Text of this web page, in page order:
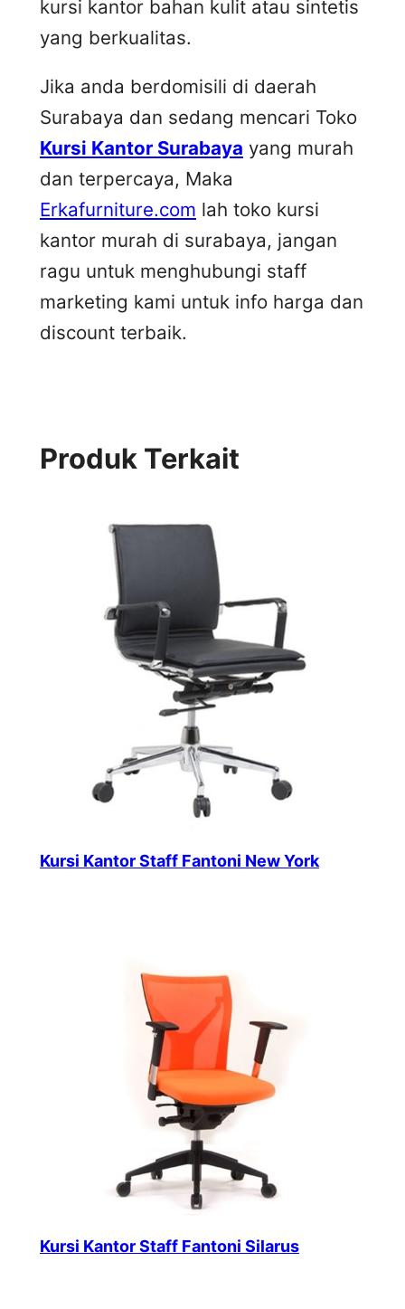
kursi kantor bahan kulit atau sintetis
yang berkualitas.
Jika anda berdomisili di daerah
Surabaya dan sedang mencari Toko
Kursi Kantor Surabaya yang murah
dan terpercaya, Maka
Erkafurniture.com lah toko kursi
kantor murah di surabaya, jangan
ragu untuk menghubungi staff
marketing kami untuk info harga dan
discount terbaik.
Produk Terkait
Kursi Kantor Staff Fantoni New York
Kursi Kantor Staff Fantoni Silarus